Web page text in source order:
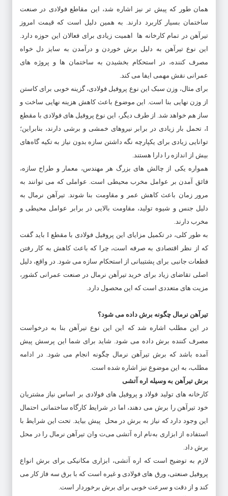
همان‌ طور که پیش‌ تر نیز اشاره شد، این مقاطع فولادی در صنعت
ساختمان بسیار کاربرد دارند. به‌ همین دلیل است که قیمت امروز
تیرآهن در تمام کارخانه ها اهمیت زیادی برای فعالان این حوزه دارد.
این نوع تیرآهن به دلیل برش خوردن و درآمدن به سایز دل‌ خواه
مصرف‌ کننده، در استحکام بخشیدن به ساختمان‌ ها و پروژه‌ های
عمرانی نقش مهمی ایفا می‌ کند.
برای مثال، وزن سبک این نوع پروفیل فولادی، گزینه خوبی برای کاستن
از وزن نهایی بنا است. این موضوع باعث کاهش هزینه نهایی ساخت‌ و
ساز هم خواهد شد. از طرف دیگر، این نوع پروفیل‌ های فولادی با مقطع
I، تحمل بار زیادی در برابر نیروهای خمشی و برشی دارند، بنابراین؛
توانایی زیادی برای یکپارچه‌ نگه‌ داشتن سازه بدون نیاز به تکیه‌ گاه‌های
بیش از اندازه را دارا هستند.
همواره یکی از چالش‌ های بزرگ هر مهندس، معمار و طراح سازه،
فائق آمدن بر عوامل مخرب محیطی است. عواملی که می‌ توانند به
مرور زمان باعث کاهش عمر و مقاومت بنا شوند. تیرآهن نرمال به
دلیل جنس و شیوه تولید، مقاومت بالایی در برابر عوامل محیطی و
مخرب دارند.
به‌ طور کلی، در تکمیل مزایای این پروفیل فولادی با مقطع I باید گفت
که از نظر اقتصادی به‌ صرفه است، چرا که باعث کاهش به کار رفتن
قطعات جانبی برای پشتیبانی از استحکام سازه می‌ شود. در واقع، دلیل
اصلی تقاضای زیاد برای خرید تیرآهن نرمال در صنعت عمرانی کشور،
مزیت‌ های متعددی است که این محصول دارد.
تیرآهن نرمال چگونه برش داده می ‌شود؟
در این مطلب اشاره شد که این این نوع تیرآهن بنا به درخواست
مصرف‌ کننده برش داده می‌ شود. شاید برای شما این پرسش پیش‌
آمده باشد که برش تیرآهن نرمال چگونه انجام می‌ شود. در ادامه
مطلب، به این موضوع نیز اشاره شده است.
برش تیرآهن به وسیله اره آتشی
کارخانه‌ های تولید فولاد و پروفیل‌ های فولادی بر اساس نیاز مشتریان
خود تیرآهن را برش می‌ دهند، اما در شرایط کارگاه ساختمانی احتمال
این وجود دارد که نیاز به برش در محل پیش بیاید. تحت این شرایط با
استفاده از ابزاری به‌نام اره آتشی می‌ت وان تیرآهن نرمال را در محل
برش داد.
لازم به توضیح است که اره آتشی، ابزاری مکانیکی برای برش انواع
پروفیل صنعتی، ورق‌ های فولادی و غیره است که با برق سه فاز کار می‌
کند و از دقت و سرعت خوبی برای برش برخوردار است.